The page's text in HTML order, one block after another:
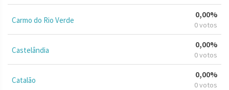
Carmo do Rio Verde
0,00%
0 votos
Castelândia
0,00%
0 votos
Catalão
0,00%
0 votos